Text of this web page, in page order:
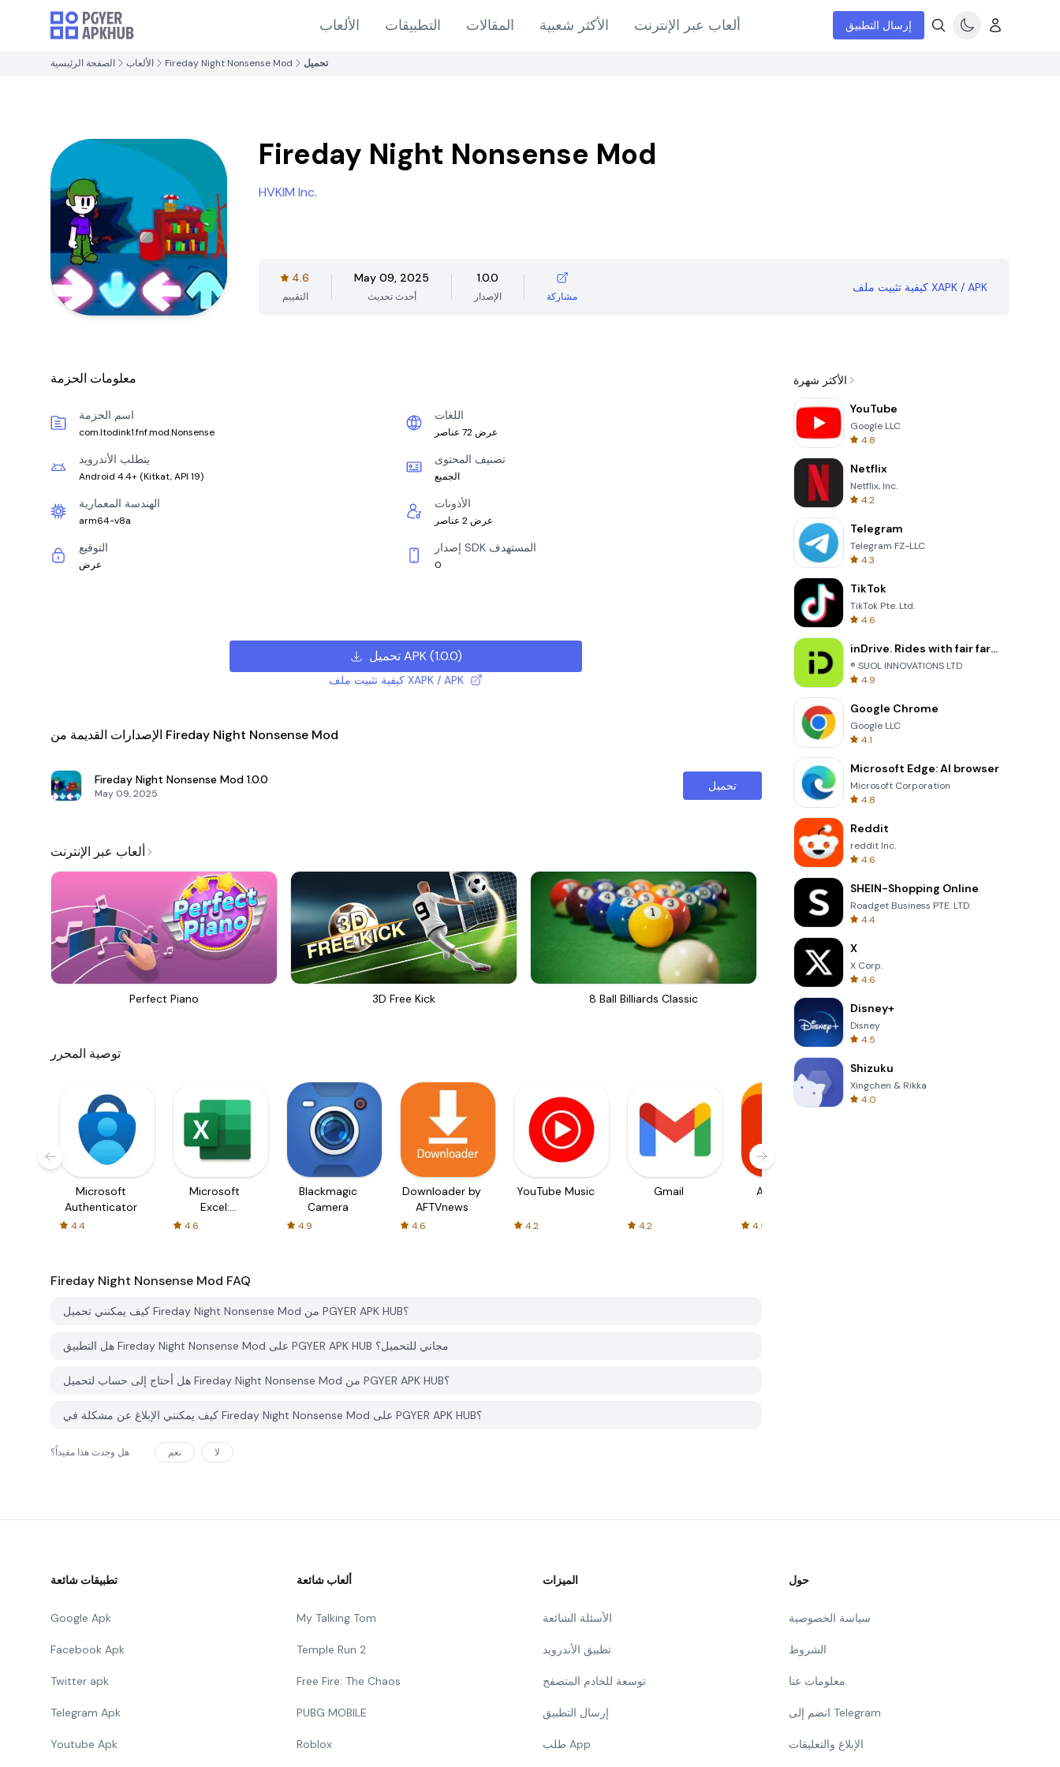
الألعاب التطبيقات المقالات الأكثر شعبية ألعاب عبر الإنترنت إرسال التطبيق
الصفحة الرئيسية الألعاب Fireday Night Nonsense Mod تحميل
Fireday Night Nonsense Mod
HVKIM Inc.
4.6
التقييم
May 09, 2025
أحدث تحديث
1.0.0
الإصدار مشاركة
كيفية تثبيت ملف XAPK / APK
معلومات الحزمة
اسم الحزمة
com.ltodink1.fnf.mod.Nonsense
اللغات
عرض 72 عناصر
يتطلب الأندرويد
Android 4.4+ (Kitkat, API 19)
تصنيف المحتوى
الجميع
الهندسة المعمارية
arm64-v8a
الأذونات
عرض 2 عناصر
التوقيع
عرض
إصدار SDK المستهدف
0
تحميل APK(1.0.0)
كيفية تثبيت ملف XAPK / APK
الإصدارات القديمة من Fireday Night Nonsense Mod
Fireday Night Nonsense Mod 1.0.0
May 09, 2025
تحميل
ألعاب عبر الإنترنت
Perfect Piano 3D Free Kick 8 Ball Billiards Classic
توصية المحرر
Microsoft
Authenticator
4.4
Microsoft
Excel:
Spreadsheets
4.6
Blackmagic
Camera
4.9
Downloader by
AFTVnews
4.6
YouTube Music
4.2
Gmail
4.2
AliExpress
4.5
Fireday Night Nonsense Mod FAQ
كيف يمكنني تحميل Fireday Night Nonsense Mod من PGYER APK HUB؟
هل التطبيق Fireday Night Nonsense Mod على PGYER APK HUB مجاني للتحميل؟
هل أحتاج إلى حساب لتحميل Fireday Night Nonsense Mod من PGYER APK HUB؟
كيف يمكنني الإبلاغ عن مشكلة في Fireday Night Nonsense Mod على PGYER APK HUB؟
هل وجدت هذا مفيداً؟ نعم لا
الأكثر شهرة
YouTube
Google LLC
4.8
Netflix
Netflix, Inc.
4.2
Telegram
Telegram FZ-LLC
4.3
TikTok
TikTok Pte. Ltd.
4.6
inDrive. Rides with fair fares
® SUOL INNOVATIONS LTD
4.9
Google Chrome
Google LLC
4.1
Microsoft Edge: AI browser
Microsoft Corporation
4.8
Reddit
reddit Inc.
4.6
SHEIN-Shopping Online
Roadget Business PTE. LTD.
4.4
X
X Corp.
4.6
Disney+
Disney
4.5
Shizuku
Xingchen & Rikka
4.0
تطبيقات شائعة
Google Apk
Facebook Apk
Twitter apk
Telegram Apk
Youtube Apk
ألعاب شائعة
My Talking Tom
Temple Run 2
Free Fire: The Chaos
PUBG MOBILE
Roblox
الميزات
الأسئلة الشائعة
تطبيق الأندرويد
توسعة للخادم المتصفح
إرسال التطبيق
طلب App
حول
سياسة الخصوصية
الشروط
معلومات عنا
انضم إلى Telegram
الإبلاغ والتعليقات